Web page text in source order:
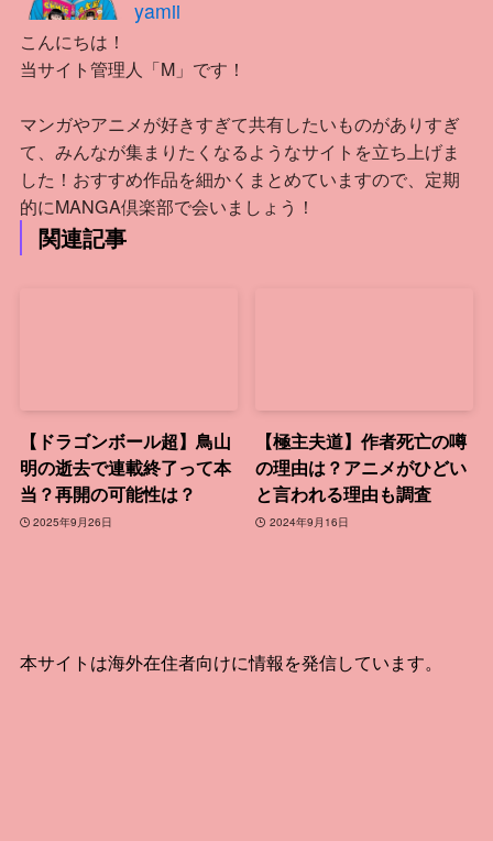
yamii
こんにちは！
当サイト管理人「M」です！
マンガやアニメが好きすぎて共有したいものがありすぎ
て、みんなが集まりたくなるようなサイトを立ち上げま
した！おすすめ作品を細かくまとめていますので、定期
的にMANGA倶楽部で会いましょう！
関連記事
【ドラゴンボール超】鳥山
明の逝去で連載終了って本
当？再開の可能性は？
2025年9月26日
【極主夫道】作者死亡の噂
の理由は？アニメがひどい
と言われる理由も調査
2024年9月16日
本サイトは海外在住者向けに情報を発信しています。